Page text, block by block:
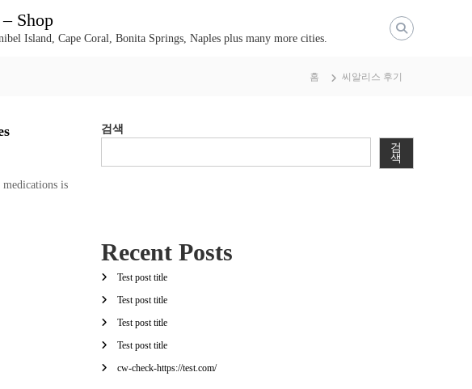
Shop
Island, Cape Coral, Bonita Springs, Naples plus many more cities.
홈 씨알리스 후기
is
검색
검
색
Recent Posts
Test post title
Test post title
Test post title
Test post title
cw-check-https://test.com/